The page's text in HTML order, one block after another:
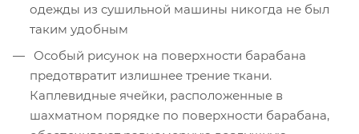
одежды из сушильной машины никогда не был
таким удобным
Особый рисунок на поверхности барабана
предотвратит излишнее трение ткани.
Каплевидные ячейки, расположенные в
шахматном порядке по поверхности барабана,